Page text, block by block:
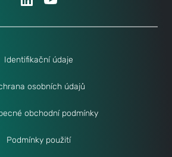
Identifikační údaje
osobních údajů
obchodní podmínky
Podmínky použití